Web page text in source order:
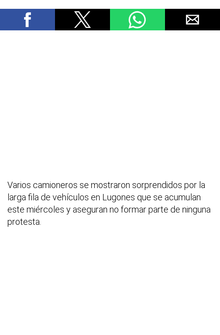
Varios camioneros se mostraron sorprendidos por la
larga fila de vehículos en Lugones que se acumulan
este miércoles y aseguran no formar parte de ninguna
protesta.